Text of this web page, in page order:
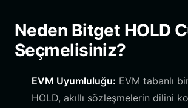
Neden Bitget HOLD
Seçmelisiniz?
EVM Uyumluluğu: EVM tabanlı
HOLD, akıllı sözleşmelerin dilini